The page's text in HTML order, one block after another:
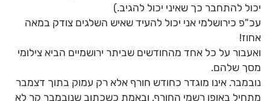
יכול להתחבר כך שאיני יכול להגיב.)
עכ"פ כירושלמי אני יכול להעיד שאיש השלגים צודק במאה
אחוז!
ואעבור על כל אחד מהחודשים שביתר ירושמיים הביא צילומי
מסך שלהם.
נובמבר. אינו מוגדר כחודש חורף אלא רק עמוק בתוך דצמבר
מתחיל באופן רשמי החורף. ובאמת כשכתוב שנובמבר קר לא